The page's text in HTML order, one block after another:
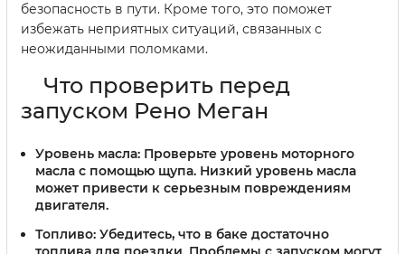
безопасность в пути. Кроме того, это поможет
избежать неприятных ситуаций, связанных с
неожиданными поломками.
Что проверить перед
запуском Рено Меган
Уровень масла: Проверьте уровень моторного
масла с помощью щупа. Низкий уровень масла
может привести к серьезным повреждениям
двигателя.
Топливо: Убедитесь, что в баке достаточно